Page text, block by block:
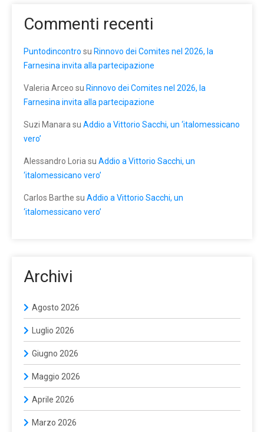
Commenti recenti
Puntodincontro su Rinnovo dei Comites nel 2026, la
Farnesina invita alla partecipazione
Valeria Arceo su Rinnovo dei Comites nel 2026, la
Farnesina invita alla partecipazione
Suzi Manara su Addio a Vittorio Sacchi, un ‘italomessicano
vero’
Alessandro Loria su Addio a Vittorio Sacchi, un
‘italomessicano vero’
Carlos Barthe su Addio a Vittorio Sacchi, un
‘italomessicano vero’
Archivi
Agosto 2026
Luglio 2026
Giugno 2026
Maggio 2026
Aprile 2026
Marzo 2026